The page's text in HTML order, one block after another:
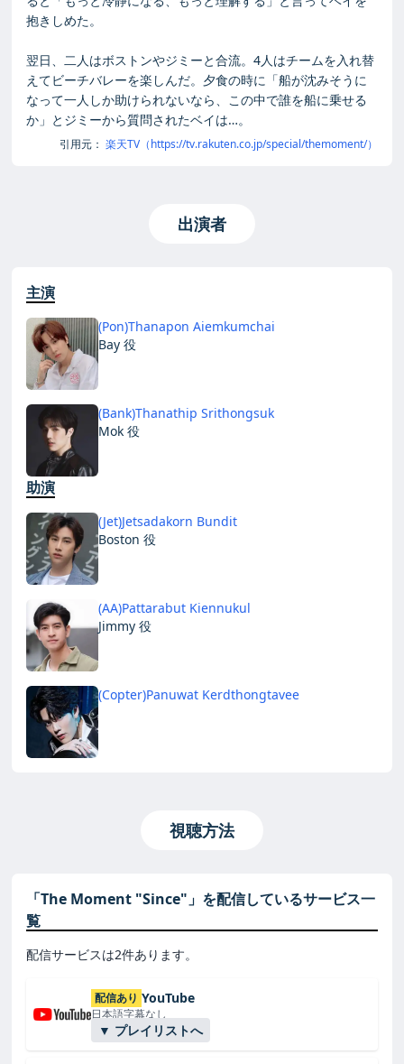
抱きしめた。
翌日、二人はボストンやジミーと合流。4人はチームを入れ替
えてビーチバレーを楽しんだ。夕食の時に「船が沈みそうに
なって一人しか助けられないなら、この中で誰を船に乗せる
か」とジミーから質問されたベイは…。
引用元： 楽天TV（https://tv.rakuten.co.jp/special/themoment/）
出演者
主演
(Pon)Thanapon Aiemkumchai
Bay 役
(Bank)Thanathip Srithongsuk
Mok 役
助演
(Jet)Jetsadakorn Bundit
Boston 役
(AA)Pattarabut Kiennukul
Jimmy 役
(Copter)Panuwat Kerdthongtavee
視聴方法
「The Moment "Since"」を配信しているサービス一
覧
配信サービスは2件あります。
配信あり YouTube
日本語字幕なし
▼ プレイリストへ